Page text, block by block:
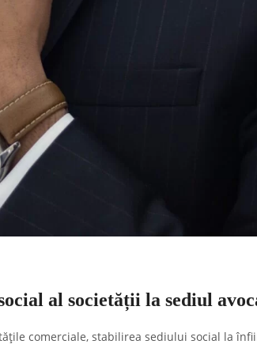
al societății la sediul
comerciale, stabilirea sediului social la